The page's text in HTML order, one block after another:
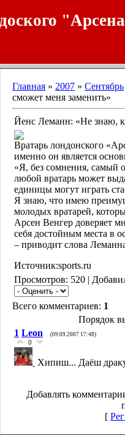
Главная » 2007 » Сентябрь
сможет меня заменить»
Йенс Леманн: «Не знаю,
Вратарь лондонского
именно он является
«Я, без сомнения, самый
любой вратарь может
единицы могут играть
Я знаю, что имею
молодых вратарей,
Арсен Венгер доверяет
себя достойным места в
– приводит слова
Источник:sports.ru
Просмотров: 520 |
Всего комментариев: 1
Порядок
1 Leon (09.09.2007 17:48)
0
Хипиш... Даёш
Добавлять
[